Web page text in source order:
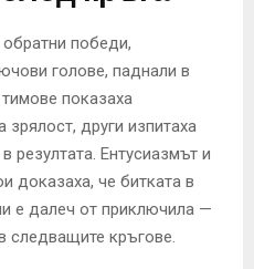
победи,
голове, паднали в
показаха
зрялост, други изпитаха
резултата. Ентусиазмът и
доказаха, че битката в
е далеч от приключила —
кръгове.